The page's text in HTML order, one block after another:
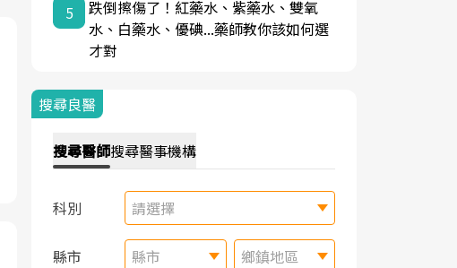
5
跌倒擦傷了！紅藥水、紫藥水、雙氧
水、白藥水、優碘...藥師教你該如何選
才對
搜尋良醫
搜尋醫師搜尋醫事機構
科別 請選擇
縣市 縣市 鄉鎮地區